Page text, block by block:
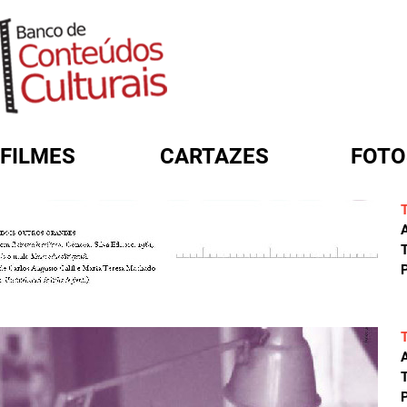
FILMES CARTAZES